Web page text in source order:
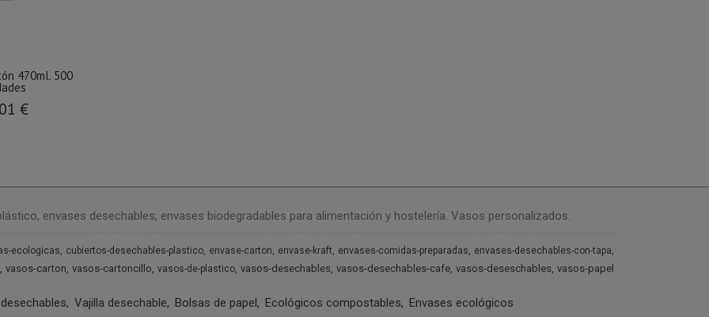
470ml. 500
€
envases desechables, envases biodegradables para alimentación y hostelería. Vasos personalizados.
ecologicas cubiertos-desechables-plastico envase-carton envase-kraft envases-comidas-preparadas
envases-desechables-con-tapa
vasos-carton vasos-cartoncillo vasos-de-plastico vasos-desechables vasos-desechables-cafe vasos-deseschables vasos-papel
Vajilla desechable Bolsas de papel Ecológicos compostables Envases ecológicos